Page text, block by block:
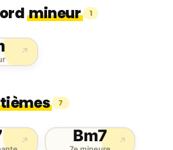
mineur 1
↗
7
↗ Bm7 ↗